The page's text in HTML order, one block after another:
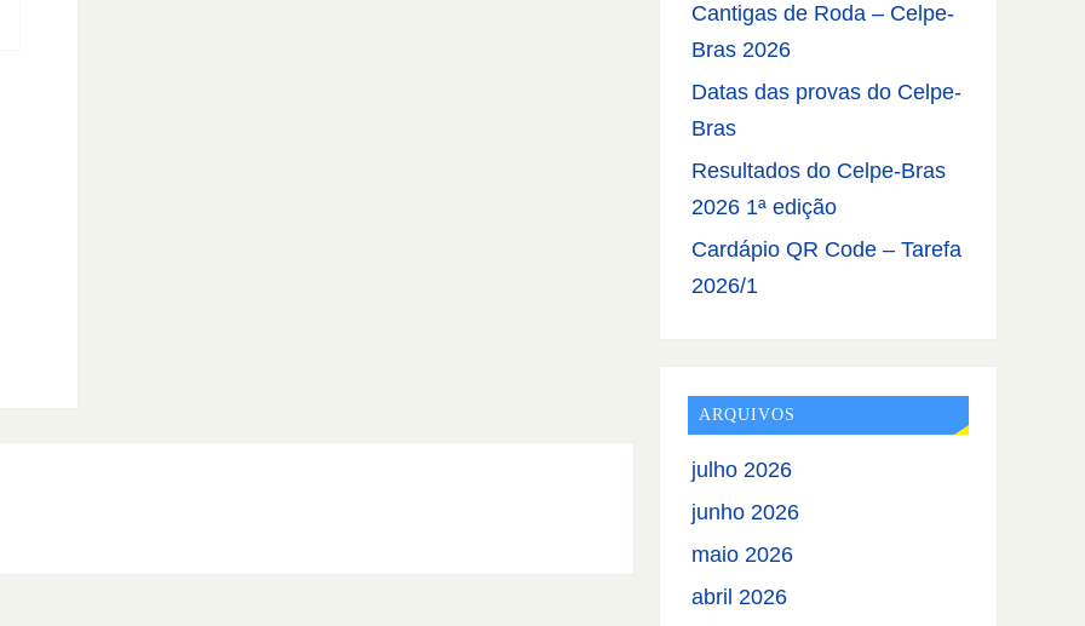
Cantigas de Roda – Celpe-
Bras 2026
Datas das provas do Celpe-
Bras
Resultados do Celpe-Bras
2026 1ª edição
Cardápio QR Code – Tarefa
2026/1
ARQUIVOS
julho 2026
junho 2026
maio 2026
abril 2026